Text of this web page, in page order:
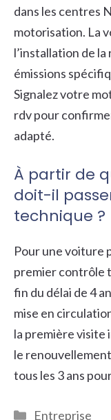
dans les centres
motorisation. La
l’installation de
émissions
Signalez votre
rdv pour
adapté.
À partir de
doit-il
technique ?
Pour une voiture
premier contrôle
fin du délai de 4
mise en
la première visite
le
tous les 3 ans
Catégories
Entreprise